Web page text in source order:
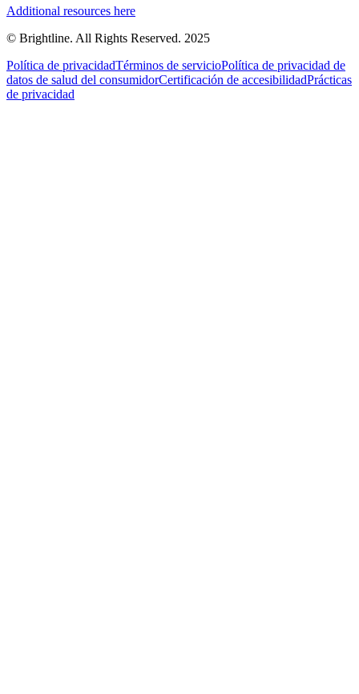
Additional resources here
© Brightline. All Rights Reserved. 2025
Política de privacidadTérminos de servicioPolítica de privacidad de
datos de salud del consumidorCertificación de accesibilidadPrácticas
de privacidad